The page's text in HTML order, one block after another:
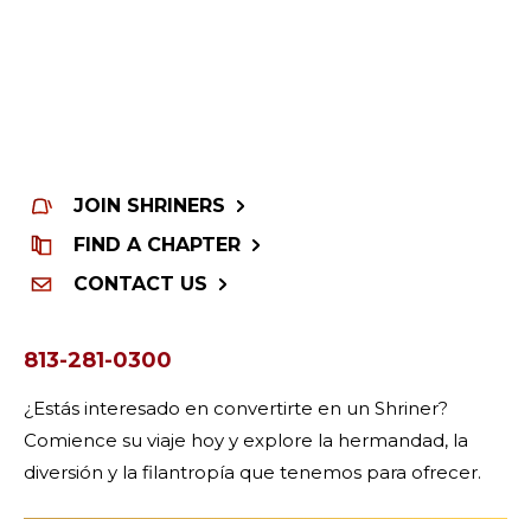
JOIN SHRINERS
FIND A CHAPTER
CONTACT US
813-281-0300
¿Estás interesado en convertirte en un Shriner?
Comience su viaje hoy y explore la hermandad, la
diversión y la filantropía que tenemos para ofrecer.